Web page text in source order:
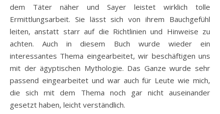
dem Täter näher und Sayer leistet wirklich tolle
Ermittlungsarbeit. Sie lässt sich von ihrem Bauchgefühl
leiten, anstatt starr auf die Richtlinien und Hinweise zu
achten. Auch in diesem Buch wurde wieder ein
interessantes Thema eingearbeitet, wir beschäftigen uns
mit der ägyptischen Mythologie. Das Ganze wurde sehr
passend eingearbeitet und war auch für Leute wie mich,
die sich mit dem Thema noch gar nicht auseinander
gesetzt haben, leicht verständlich.